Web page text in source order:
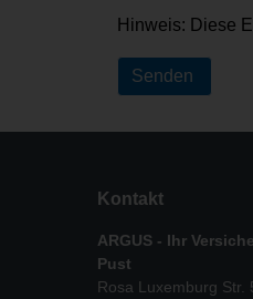
Hinweis: Diese
Kontakt
ARGUS - Ihr
Pust
Rosa Luxemburg Str.